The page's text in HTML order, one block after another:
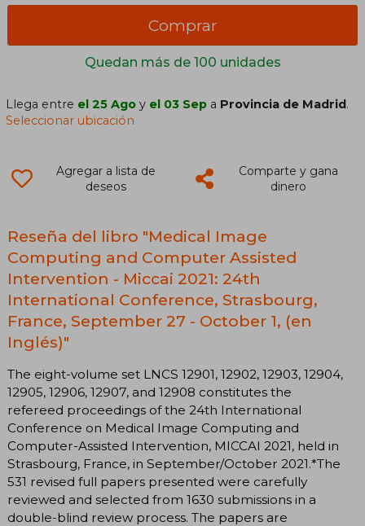
Quedan más de 100 unidades
Comprar
Llega entre el 25 Ago y el 03 Sep a Provincia de Madrid.
Seleccionar ubicación
Agregar a lista de
deseos
Comparte y gana
dinero
Reseña del libro "Medical Image
Computing and Computer Assisted
Intervention - Miccai 2021: 24th
International Conference, Strasbourg,
France, September 27 - October 1, (en
Inglés)"
The eight-volume set LNCS 12901, 12902, 12903, 12904,
12905, 12906, 12907, and 12908 constitutes the
refereed proceedings of the 24th International
Conference on Medical Image Computing and
Computer-Assisted Intervention, MICCAI 2021, held in
Strasbourg, France, in September/October 2021.*The
531 revised full papers presented were carefully
reviewed and selected from 1630 submissions in a
double-blind review process. The papers are